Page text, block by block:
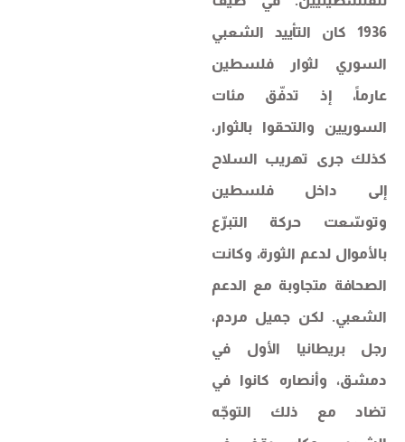
1936 كان التأييد الشعبي
السوري لثوار فلسطين
عارماً، إذ تدفّق مئات
السوريين والتحقوا بالثوار،
كذلك جرى تهريب السلاح
إلى داخل فلسطين
وتوسّعت حركة التبرّع
بالأموال لدعم الثورة، وكانت
الصحافة متجاوبة مع الدعم
الشعبي. لكن جميل مردم،
رجل بريطانيا الأول في
دمشق، وأنصاره كانوا في
تضاد مع ذلك التوجّه